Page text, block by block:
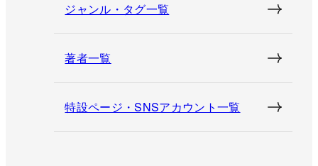
ジャンル・タグ一覧
著者一覧
特設ページ・SNSアカウント一覧